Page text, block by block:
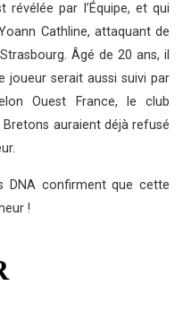
révélée par l’Équipe, et qui
Cathline, attaquant de
Âgé de 20 ans, il
joueur serait aussi suivi par
Ouest France, le club
Bretons auraient déjà refusé
DNA confirment que cette
!